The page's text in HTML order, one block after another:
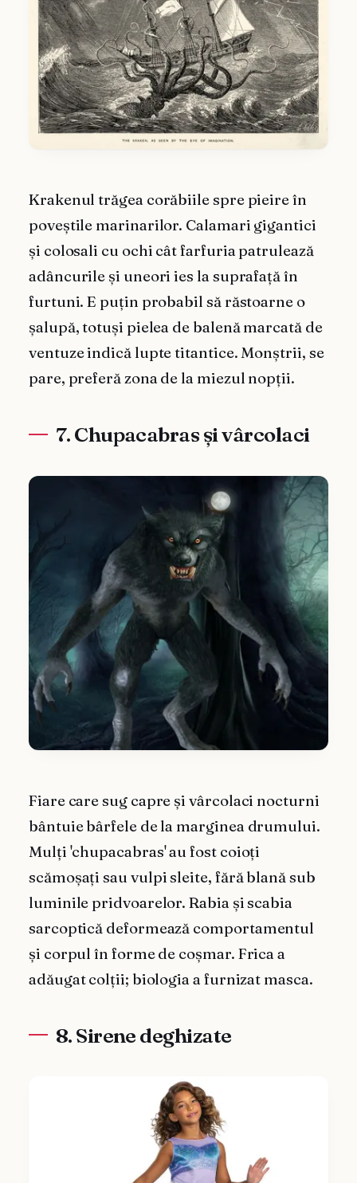
Krakenul trăgea corăbiile spre pieire în
poveștile marinarilor. Calamari gigantici
și colosali cu ochi cât farfuria patrulează
adâncurile și uneori ies la suprafață în
furtuni. E puțin probabil să răstoarne o
șalupă, totuși pielea de balenă marcată de
ventuze indică lupte titantice. Monștrii, se
pare, preferă zona de la miezul nopții.
7. Chupacabras și vârcolaci
Fiare care sug capre și vârcolaci nocturni
bântuie bârfele de la marginea drumului.
Mulți 'chupacabras' au fost coioți
scămoșați sau vulpi sleite, fără blană sub
luminile pridvoarelor. Rabia și scabia
sarcoptică deformează comportamentul
și corpul în forme de coșmar. Frica a
adăugat colții; biologia a furnizat masca.
8. Sirene deghizate